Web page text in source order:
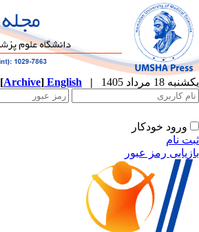
یکشنبه 18 مرداد 1405 |
English
[Archive]
ورود خودکار
ثبت نام
بازیابی رمز عبور